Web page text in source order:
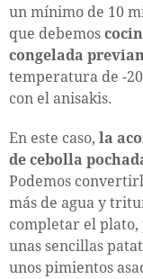
un mínimo de 10
que debemos
congelada
temperatura de -
con el anisakis.
En este caso, la
de cebolla
Podemos
más de agua y
completar el
unas sencillas
unos pimientos